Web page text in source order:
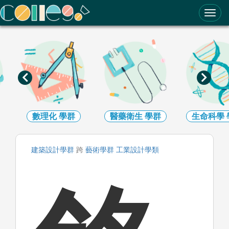
ColleGo! 大學選才與高中育才輔助系統
數理化學群 醫藥衛生 學群 生命科學
建築設計學群 跨 藝術學群 工業設計學類